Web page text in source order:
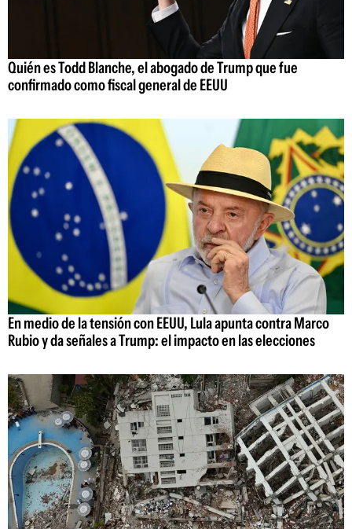
Quién es Todd Blanche, el abogado de Trump que fue
confirmado como fiscal general de EEUU
En medio de la tensión con EEUU, Lula apunta contra Marco
Rubio y da señales a Trump: el impacto en las elecciones